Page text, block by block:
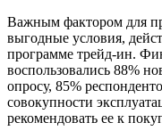
Важным фактором для
выгодные условия,
программе трейд-ин.
воспользовались 88%
опросу, 85%
совокупности
рекомендовать ее к